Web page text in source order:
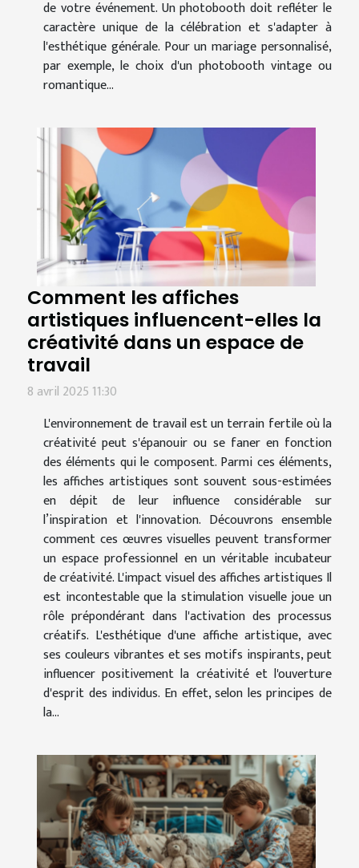
de votre événement. Un photobooth doit refléter le
caractère unique de la célébration et s'adapter à
l'esthétique générale. Pour un mariage personnalisé,
par exemple, le choix d'un photobooth vintage ou
romantique...
Comment les affiches
artistiques influencent-elles la
créativité dans un espace de
travail
8 avril 2025 11:30
L'environnement de travail est un terrain fertile où la
créativité peut s'épanouir ou se faner en fonction
des éléments qui le composent. Parmi ces éléments,
les affiches artistiques sont souvent sous-estimées
en dépit de leur influence considérable sur
l’inspiration et l'innovation. Découvrons ensemble
comment ces œuvres visuelles peuvent transformer
un espace professionnel en un véritable incubateur
de créativité. L'impact visuel des affiches artistiques Il
est incontestable que la stimulation visuelle joue un
rôle prépondérant dans l'activation des processus
créatifs. L'esthétique d'une affiche artistique, avec
ses couleurs vibrantes et ses motifs inspirants, peut
influencer positivement la créativité et l'ouverture
d'esprit des individus. En effet, selon les principes de
la...